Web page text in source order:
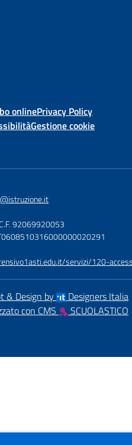
onlinePrivacy Policy
Gestione cookie
92069920053
servizi/120-
& Design by
Designers Italia
con CMS
SCUOLASTICO